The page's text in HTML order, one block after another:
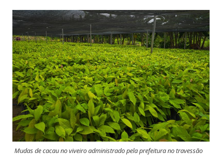
Mudas de cacau no viveiro administrado pela prefeitura no travessão